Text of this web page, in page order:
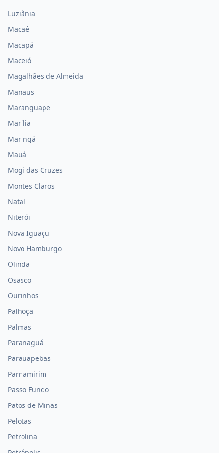
Luziânia
Macaé
Macapá
Maceió
Magalhães de Almeida
Manaus
Maranguape
Marília
Maringá
Mauá
Mogi das Cruzes
Montes Claros
Natal
Niterói
Nova Iguaçu
Novo Hamburgo
Olinda
Osasco
Ourinhos
Palhoça
Palmas
Paranaguá
Parauapebas
Parnamirim
Passo Fundo
Patos de Minas
Pelotas
Petrolina